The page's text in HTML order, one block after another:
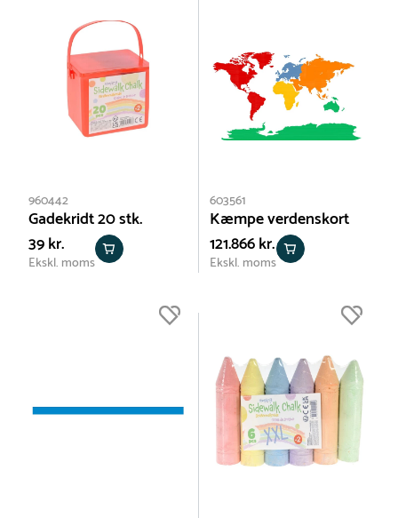
960442
Gadekridt 20 stk.
39 kr.
Ekskl. moms
603561
Kæmpe verdenskort
121.866 kr.
Ekskl. moms